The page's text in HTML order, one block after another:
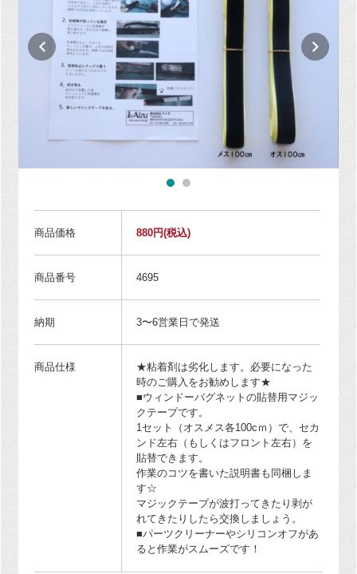
商品価格 880円(税込)
商品番号 4695
納期 3〜6営業日で発送
商品仕様
★粘着剤は劣化します。必要になった
時のご購入をお勧めします★
■ウィンドーバグネットの貼替用マジッ
クテープです。
1セット（オスメス各100cｍ）で、セカ
ンド左右（もしくはフロント左右）を
貼替できます。
作業のコツを書いた説明書も同梱しま
す☆
マジックテープが波打ってきたり剥が
れてきたりしたら交換しましょう。
■パーツクリーナーやシリコンオフがあ
ると作業がスムーズです！